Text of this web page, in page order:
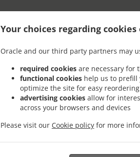
Your choices regarding
Oracle and our third party partners may
required cookies are necessary for
functional cookies help us to prefill
optimize the site for easy reordering
advertising cookies allow for
across your browsers and devices
Please visit our Cookie policy for more
訂購及直送在